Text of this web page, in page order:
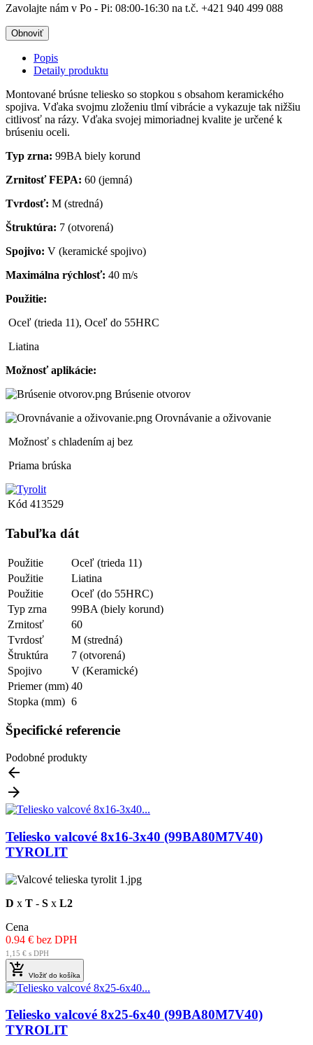
Zavolajte nám v Po - Pi: 08:00-16:30 na t.č. +421 940 499 088
Popis
Detaily produktu
Montované brúsne teliesko so stopkou s obsahom keramického
spojiva. Vďaka svojmu zloženiu tlmí vibrácie a vykazuje tak nižšiu
citlivosť na rázy. Vďaka svojej mimoriadnej kvalite je určené k
brúseniu oceli.
Typ zrna: 99BA biely korund
Zrnitosť FEPA: 60 (jemná)
Tvrdosť: M (stredná)
Štruktúra: 7 (otvorená)
Spojivo: V (keramické spojivo)
Maximálna rýchlosť: 40 m/s
Použitie:
Oceľ (trieda 11), Oceľ do 55HRC
Liatina
Možnosť aplikácie:
Brúsenie otvorov
Orovnávanie a oživovanie
Možnosť s chladením aj bez
Priama brúska
Kód 413529
Tabuľka dát
Použitie
Oceľ (trieda 11)
Použitie
Liatina
Použitie
Oceľ (do 55HRC)
Typ zrna
99BA (biely korund)
Zrnitosť
60
Tvrdosť
M (stredná)
Štruktúra
7 (otvorená)
Spojivo
V (Keramické)
Priemer (mm) 40
Stopka (mm) 6
Špecifické referencie
Podobné produkty


Teliesko valcové 8x16-3x40 (99BA80M7V40)
TYROLIT
D x T - S x L2
Cena
0.94 € bez DPH
1,15 € s DPH
 Vložiť do košíka
Teliesko valcové 8x25-6x40 (99BA80M7V40)
TYROLIT